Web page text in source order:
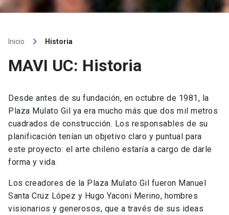
Inicio keyboard_arrow_right Historia
MAVI UC: Historia
Desde antes de su fundación, en octubre de 1981, la
Plaza Mulato Gil ya era mucho más que dos mil metros
cuadrados de construcción. Los responsables de su
planificación tenían un objetivo claro y puntual para
este proyecto: el arte chileno estaría a cargo de darle
forma y vida.
Los creadores de la Plaza Mulato Gil fueron Manuel
Santa Cruz López y Hugo Yaconi Merino, hombres
visionarios y generosos, que a través de sus ideas